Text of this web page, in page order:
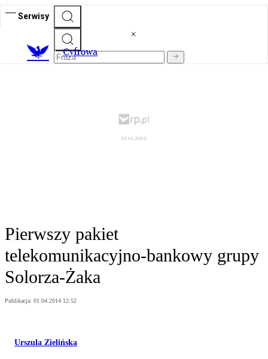
Serwisy
Cyfrowa
Pierwszy pakiet
telekomunikacyjno-bankowy grupy
Solorza-Żaka
Publikacja: 01.04.2014 12:52
Urszula Zielińska